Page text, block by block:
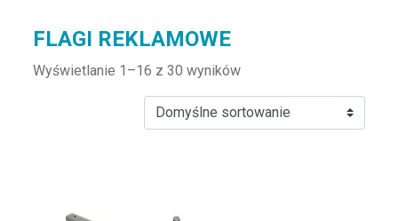
FLAGI REKLAMOWE
Wyświetlanie 1–16 z 30 wyników